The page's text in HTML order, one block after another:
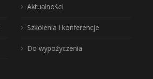
Aktualności
Szkolenia i konferencje
Do wypożyczenia